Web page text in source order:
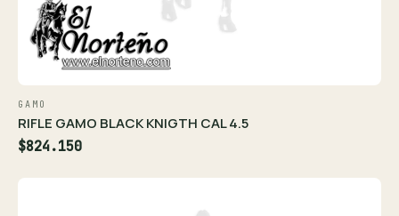
GAMO
RIFLE GAMO BLACK KNIGTH CAL 4.5
$824.150